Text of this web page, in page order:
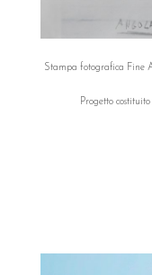
Stampa fotografica Fine
Progetto